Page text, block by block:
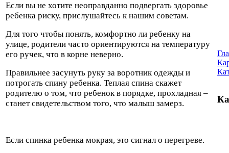
Если вы не хотите неоправданно подвергать здоровье
ребенка риску, прислушайтесь к нашим советам.
Для того чтобы понять, комфортно ли ребенку на
улице, родители часто ориентируются на температуру
его ручек, что в корне неверно.
Правильнее засунуть руку за воротник одежды и
потрогать спину ребенка. Теплая спина скажет
родителю о том, что ребенок в порядке, прохладная –
станет свидетельством того, что малыш замерз.
Если спинка ребенка мокрая, это сигнал о перегреве.